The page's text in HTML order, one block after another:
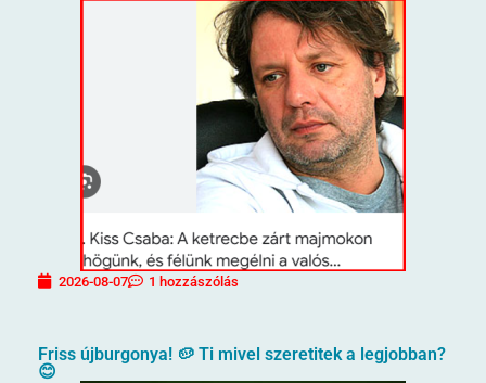
2026-08-07 1 hozzászólás
Friss újburgonya! 🥔 Ti mivel szeretitek a legjobban?
😊